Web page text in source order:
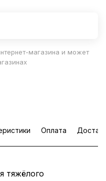
магазина и может
Оплата
тяжёлого